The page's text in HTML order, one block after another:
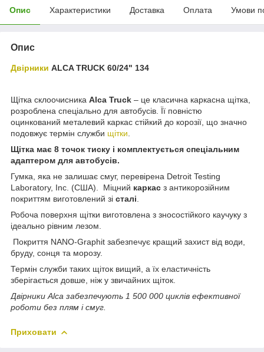
Опис Характеристики Доставка Оплата Умови
Опис
Двірники ALCA TRUCK 60/24" 134
Щітка склоочисника Alca Truck – це класична каркасна щітка,
розроблена спеціально для автобусів. Її повністю
оцинкований металевий каркас стійкий до корозії, що значно
подовжує термін служби щітки
Щітка має 8 точок тиску і комплектується спеціальним
адаптером для автобусів.
Гумка, яка не залишає смуг, перевірена Detroit Testing
Laboratory, Inc. (США). Міцний каркас з антикорозійним
покриттям виготовлений зі сталі
Робоча поверхня щітки виготовлена з зносостійкого каучуку з
ідеально рівним лезом.
Покриття NANO-Graphit забезпечує кращий захист від води,
бруду, сонця та морозу.
Термін служби таких щіток вищий, а їх еластичність
зберігається довше, ніж у звичайних щіток.
Двірники Alca забезпечують 1 500 000 циклів ефективної
роботи без плям і смуг.
Приховати